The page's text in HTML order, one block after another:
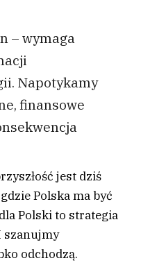
– wymaga
Napotykamy
finansowe
jest dziś
Polska ma być
Polski to strategia
szanujmy
odchodzą.